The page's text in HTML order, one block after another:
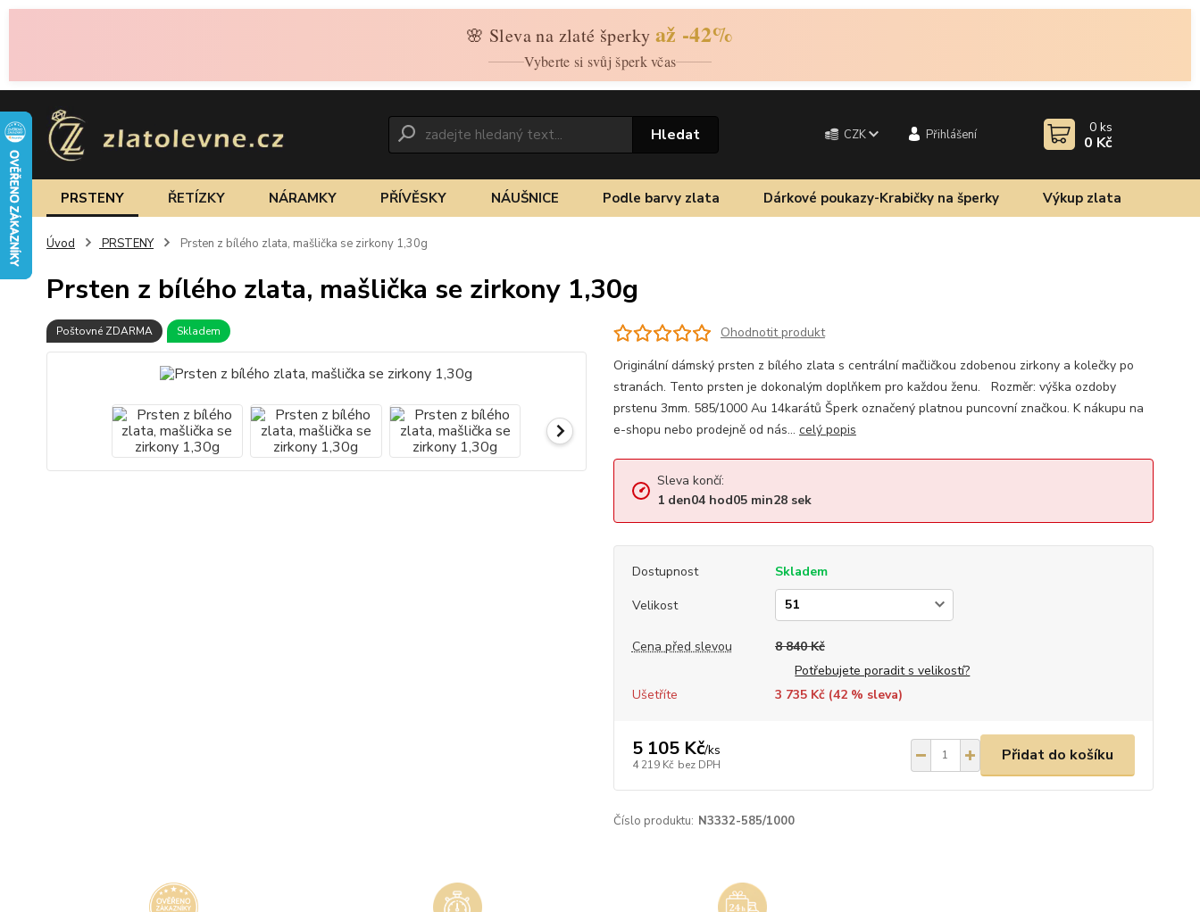
🌸 Sleva na zlaté šperky až -42%
Vyberte si svůj šperk včas
CZK Přihlášení
Hledat 0 ks
0 Kč
PRSTENY ŘETÍZKY NÁRAMKY PŘÍVĚSKY NÁUŠNICE Podle barvy zlata Dárkové poukazy-Krabičky na šperky Výkup zlata
Úvod PRSTENY Prsten z bílého zlata, mašlička se zirkony 1,30g
Prsten z bílého zlata, mašlička se zirkony 1,30g
Poštovné ZDARMA Skladem
Ohodnotit produkt
Originální dámský prsten z bílého zlata s centrální mačličkou zdobenou zirkony a kolečky po
stranách. Tento prsten je dokonalým doplňkem pro každou ženu. Rozměr: výška ozdoby
prstenu 3mm. 585/1000 Au 14karátů Šperk označený platnou puncovní značkou. K nákupu na
e-shopu nebo prodejně od nás... celý popis
Sleva končí:
1 den04hod05min28sek
Dostupnost
Skladem
Velikost
Cena před slevou
8 840 Kč
Potřebujete poradit s velikostí?
Ušetříte
3 735 Kč (42% sleva)
5 105 Kč/ks
4 219 Kč bez DPH
Přidat do košíku
Číslo produktu: N3332-585/1000